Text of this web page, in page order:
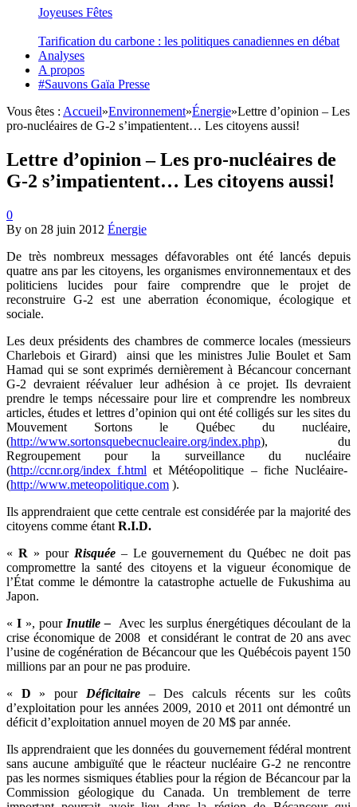
Joyeuses Fêtes
Tarification du carbone : les politiques canadiennes en débat
Analyses
A propos
#Sauvons Gaïa Presse
Vous êtes : Accueil»Environnement»Énergie»Lettre d’opinion – Les
pro-nucléaires de G-2 s’impatientent… Les citoyens aussi!
Lettre d’opinion – Les pro-nucléaires de
G-2 s’impatientent… Les citoyens aussi!
0
By on 28 juin 2012 Énergie
De très nombreux messages défavorables ont été lancés depuis
quatre ans par les citoyens, les organismes environnementaux et des
politiciens lucides pour faire comprendre que le projet de
reconstruire G-2 est une aberration économique, écologique et
sociale.
Les deux présidents des chambres de commerce locales (messieurs
Charlebois et Girard) ainsi que les ministres Julie Boulet et Sam
Hamad qui se sont exprimés dernièrement à Bécancour concernant
G-2 devraient réévaluer leur adhésion à ce projet. Ils devraient
prendre le temps nécessaire pour lire et comprendre les nombreux
articles, études et lettres d’opinion qui ont été colligés sur les sites du
Mouvement Sortons le Québec du nucléaire,
(http://www.sortonsquebecnucleaire.org/index.php), du
Regroupement pour la surveillance du nucléaire
(http://ccnr.org/index_f.html et Météopolitique – fiche Nucléaire-
(http://www.meteopolitique.com ).
Ils apprendraient que cette centrale est considérée par la majorité des
citoyens comme étant R.I.D.
« R » pour Risquée– Le gouvernement du Québec ne doit pas
compromettre la santé des citoyens et la vigueur économique de
l’État comme le démontre la catastrophe actuelle de Fukushima au
Japon.
« I », pour Inutile – Avec les surplus énergétiques découlant de la
crise économique de 2008 et considérant le contrat de 20 ans avec
l’usine de cogénération de Bécancour que les Québécois payent 150
millions par an pour ne pas produire.
« D » pour Déficitaire – Des calculs récents sur les coûts
d’exploitation pour les années 2009, 2010 et 2011 ont démontré un
déficit d’exploitation annuel moyen de 20 M$ par année.
Ils apprendraient que les données du gouvernement fédéral montrent
sans aucune ambiguïté que le réacteur nucléaire G-2 ne rencontre
pas les normes sismiques établies pour la région de Bécancour par la
Commission géologique du Canada. Un tremblement de terre